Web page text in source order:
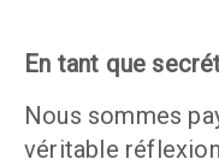
En tant que
Nous sommes
véritable